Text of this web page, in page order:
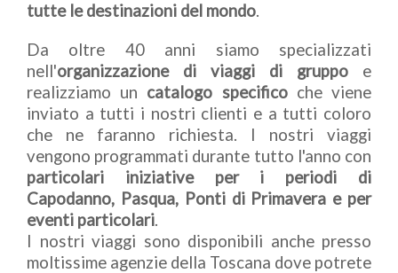
tutte le destinazioni del mondo.
Da oltre 40 anni siamo specializzati
nell'organizzazione di viaggi di gruppo e
realizziamo un catalogo specificoche viene
inviato a tutti i nostri clienti e a tutti coloro
che ne faranno richiesta. I nostri viaggi
vengono programmati durante tutto l'anno con
particolari iniziative per i periodi di
Capodanno, Pasqua, Ponti di Primavera e per
eventi particolari.
I nostri viaggi sono disponibili anche presso
moltissime agenzie della Toscana dove potrete